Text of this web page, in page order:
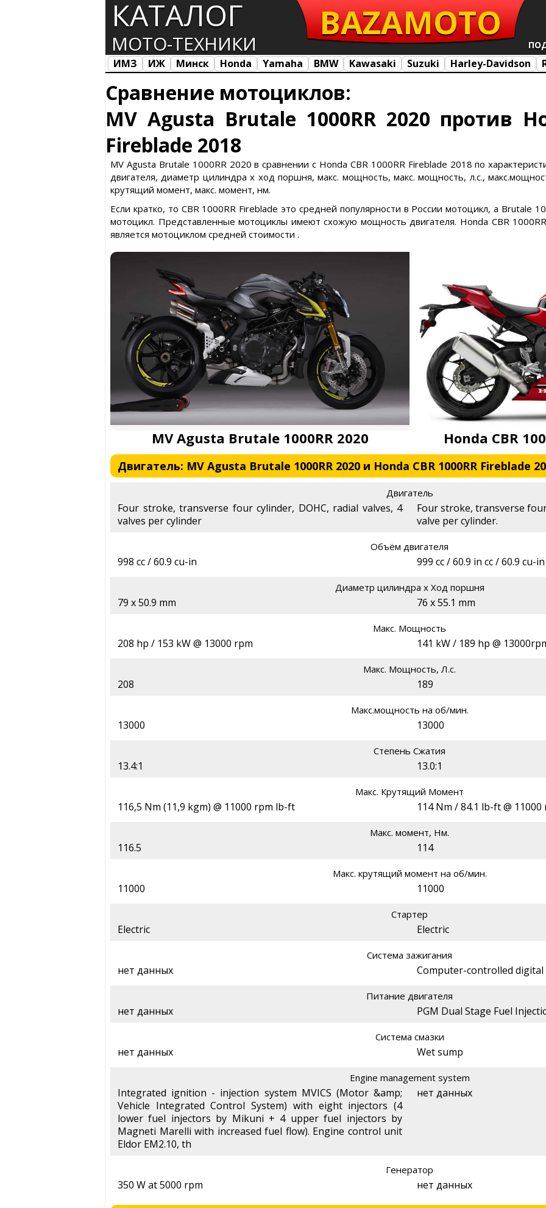
КАТАЛОГ
МОТО-ТЕХНИКИ
BAZAMOTO
ИМЗ ИЖ Минск Honda Yamaha BMW Kawasaki Suzuki Harley-Davidson
Сравнение мотоциклов:
MV Agusta Brutale 1000RR 2020 против
Fireblade 2018
MV Agusta Brutale 1000RR 2020 в сравнении с Honda CBR 1000RR Fireblade 2018 по
двигателя, диаметр цилиндра х ход поршня, макс. мощность, макс. мощность, л.с.,
крутящий момент, макс. момент, нм.
Если кратко, то CBR 1000RR Fireblade это средней популярности в России мотоцикл, а Brutale
мотоцикл. Представленные мотоциклы имеют схожую мощность двигателя. Honda CBR
является мотоциклом средней стоимости .
MV Agusta Brutale 1000RR 2020 Honda CBR
Двигатель: MV Agusta Brutale 1000RR 2020 и Honda CBR 1000RR Fireblade
Двигатель
Four stroke, transverse four cylinder, DOHC, radial valves, 4
valves per cylinder
Four stroke, transverse
valve per cylinder.
Объём двигателя
998 cc / 60.9 cu-in 999 cc / 60.9 in cc / 60.9 cu-in
Диаметр цилиндра х Ход поршня
79 x 50.9 mm 76 x 55.1 mm
Макс. Мощность
208 hp / 153 kW @ 13000 rpm 141 kW / 189 hp @
Макс. Мощность, Л.с.
208 189
Макс.мощность на об/мин.
13000 13000
Степень Сжатия
13.4:1 13.0:1
Макс. Крутящий Момент
116,5 Nm (11,9 kgm) @ 11000 rpm lb-ft 114 Nm / 84.1 lb-ft @ 11000
Макс. момент, Нм.
116.5 114
Макс. крутящий момент на об/мин.
11000 11000
Стартер
Electric Electric
Система зажигания
нет данных Computer-controlled
Питание двигателя
нет данных PGM Dual Stage Fuel
Система смазки
нет данных Wet sump
Engine management system
Integrated ignition - injection system MVICS (Motor &amp;
Vehicle Integrated Control System) with eight injectors (4
lower fuel injectors by Mikuni + 4 upper fuel injectors by
Magneti Marelli with increased fuel flow). Engine control unit
Eldor EM2.10, th
нет данных
Генератор
350 W at 5000 rpm нет данных